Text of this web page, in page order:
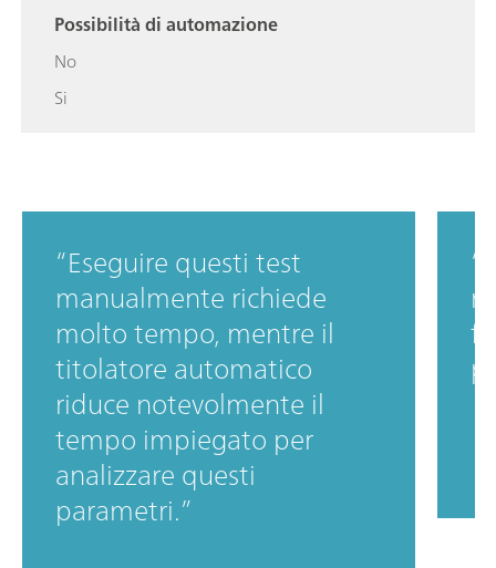
Possibilità di automazione
No
Si
Eseguire questi test
manualmente richiede
molto tempo, mentre il
titolatore automatico
riduce notevolmente il
tempo impiegato per
analizzare questi
parametri.